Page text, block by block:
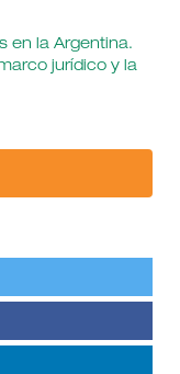
en la Argentina.
jurídico y la